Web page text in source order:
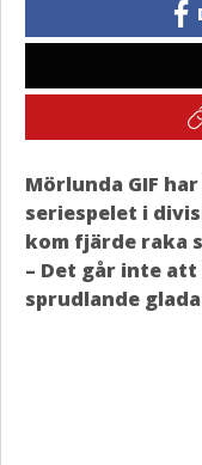
Mörlunda GIF
seriespelet i
kom fjärde raka
– Det går inte
sprudlande